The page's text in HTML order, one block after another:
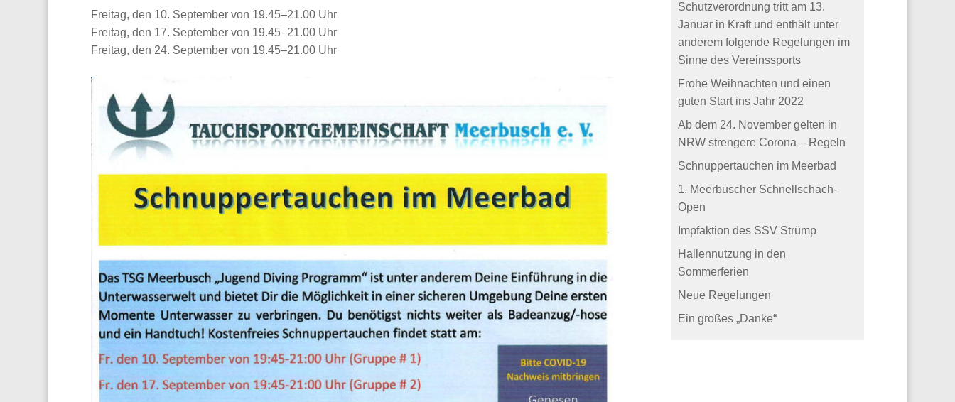
Freitag, den 10. September von 19.45–21.00 Uhr
Freitag, den 17. September von 19.45–21.00 Uhr
Freitag, den 24. September von 19.45–21.00 Uhr
Schutzverordnung tritt am 13.
Januar in Kraft und enthält unter
anderem folgende Regelungen im
Sinne des Vereinssports
Frohe Weihnachten und einen
guten Start ins Jahr 2022
Ab dem 24. November gelten in
NRW strengere Corona – Regeln
Schnuppertauchen im Meerbad
1. Meerbuscher Schnellschach-
Open
Impfaktion des SSV Strümp
Hallennutzung in den
Sommerferien
Neue Regelungen
Ein großes „Danke“